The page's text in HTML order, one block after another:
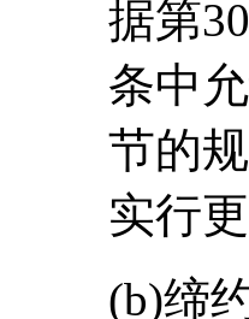
据第
条中
节的
实行
(b)缔